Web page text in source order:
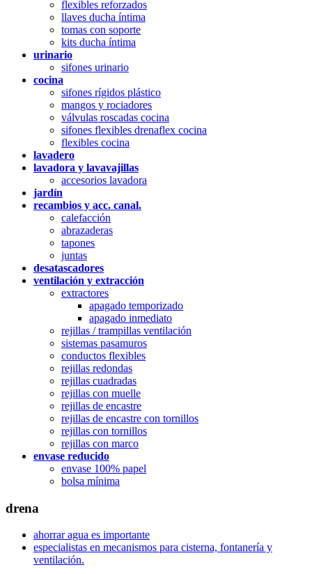
flexibles reforzados
llaves ducha íntima
tomas con soporte
kits ducha íntima
urinario
sifones urinario
cocina
sifones rígidos plástico
mangos y rociadores
válvulas roscadas cocina
sifones flexibles drenaflex cocina
flexibles cocina
lavadero
lavadora y lavavajillas
accesorios lavadora
jardín
recambios y acc. canal.
calefacción
abrazaderas
tapones
juntas
desatascadores
ventilación y extracción
extractores
apagado temporizado
apagado inmediato
rejillas / trampillas ventilación
sistemas pasamuros
conductos flexibles
rejillas redondas
rejillas cuadradas
rejillas con muelle
rejillas de encastre
rejillas de encastre con tornillos
rejillas con tornillos
rejillas con marco
envase reducido
envase 100% papel
bolsa mínima
drena
ahorrar agua es importante
especialistas en mecanismos para cisterna, fontanería y
ventilación.